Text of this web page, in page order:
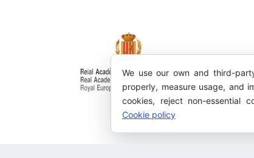
We use our own and third-
properly, measure usage, and
cookies, reject non-essential
Cookie policy